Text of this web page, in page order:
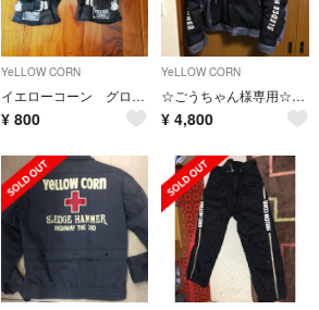
YeLLOW CORN
イエローコーン グローブ
¥ 800
YeLLOW CORN
☆ごうちゃん様専用☆中古☆ライダースジャケット☆LL☆ブラック×グレー☆
¥ 4,800